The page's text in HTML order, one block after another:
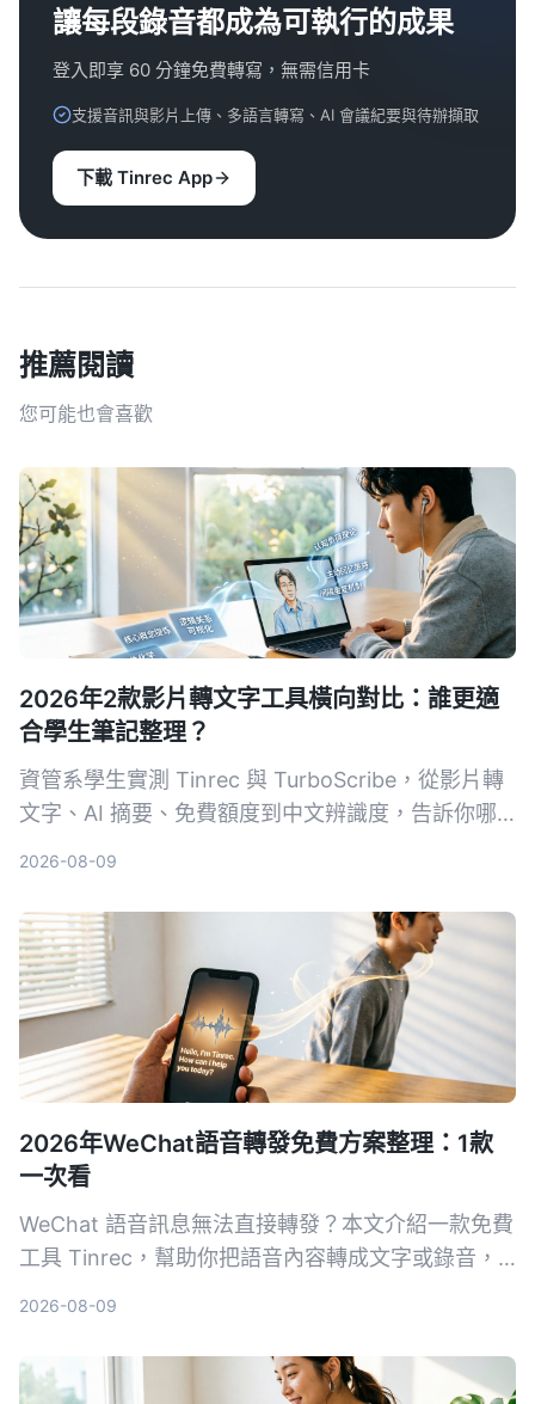
讓每段錄音都成為可執行的成果
登入即享 60 分鐘免費轉寫，無需信用卡
支援音訊與影片上傳、多語言轉寫、AI 會議紀要與待辦擷取
下載 Tinrec App
推薦閱讀
您可能也會喜歡
2026年2款影片轉文字工具橫向對比：誰更適
合學生筆記整理？
資管系學生實測 Tinrec 與 TurboScribe，從影片轉
文字、AI 摘要、免費額度到中文辨識度，告訴你哪
2026-08-09
2026年WeChat語音轉發免費方案整理：1款
一次看
WeChat 語音訊息無法直接轉發？本文介紹一款免費
工具 Tinrec，幫助你把語音內容轉成文字或錄音，
2026-08-09